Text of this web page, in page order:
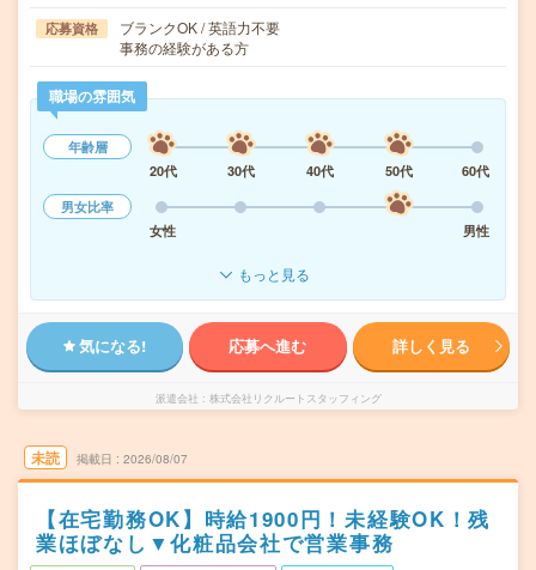
応募資格
ブランクOK / 英語力不要
事務の経験がある方
職場の雰囲気
年齢層
20代
30代 40代 50代
60代
男女比率
女性
男性
もっと見る
気になる! 応募へ進む 詳しく見る
派遣会社 株式会社リクルートスタッフィング
未読 掲載日 2026/08/07
【在宅勤務OK】時給1900円！未経験OK！残
業ほぼなし▼化粧品会社で営業事務